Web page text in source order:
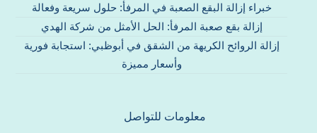
خبراء إزالة البقع الصعبة في المرفأ: حلول سريعة وفعالة
إزالة بقع صعبة المرفأ: الحل الأمثل من شركة الهدي
إزالة الروائح الكريهة من الشقق في أبوظبي: استجابة فورية
وأسعار مميزة
معلومات للتواصل